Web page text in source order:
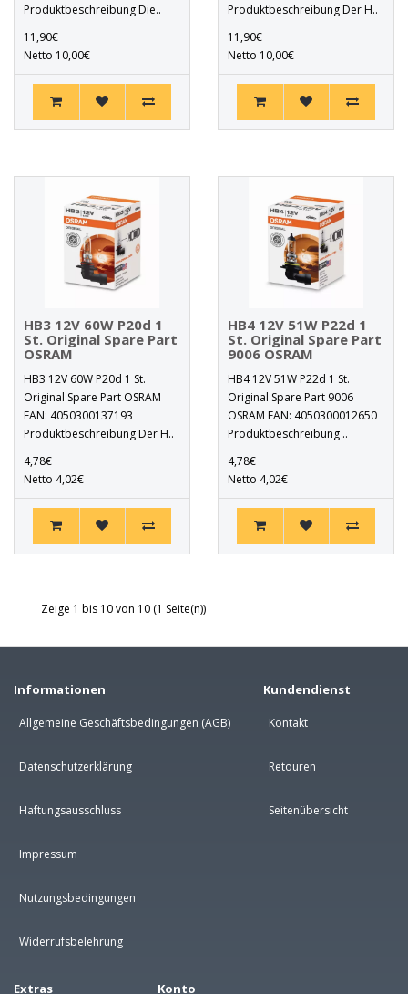
Produktbeschreibung Die..
11,90€
Netto 10,00€
Produktbeschreibung Der H..
11,90€
Netto 10,00€
HB3 12V 60W P20d 1
St. Original Spare Part
OSRAM
HB3 12V 60W P20d 1 St.
Original Spare Part OSRAM
EAN: 4050300137193
Produktbeschreibung Der H..
4,78€
Netto 4,02€
HB4 12V 51W P22d 1
St. Original Spare Part
9006 OSRAM
HB4 12V 51W P22d 1 St.
Original Spare Part 9006
OSRAM EAN: 4050300012650
Produktbeschreibung ..
4,78€
Netto 4,02€
Zeige 1 bis 10 von 10 (1 Seite(n))
Informationen
Allgemeine Geschäftsbedingungen (AGB)
Datenschutzerklärung
Haftungsausschluss
Impressum
Nutzungsbedingungen
Widerrufsbelehrung
Kundendienst
Kontakt
Retouren
Seitenübersicht
Extras Konto